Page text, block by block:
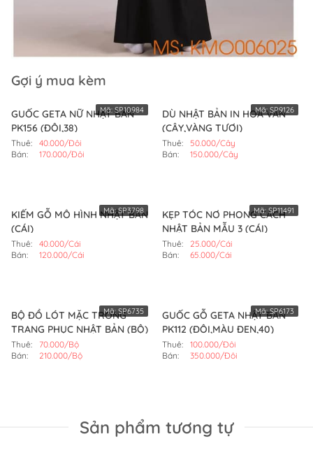
Gợi ý mua kèm
GUỐC GETA NỮ NHẬT BẢN
PK156 (ĐÔI,38)
Thuê:
40.000/Đôi
Bán:
170.000/Đôi
Mã: SP10984
DÙ NHẬT BẢN IN HOA VĂN
(CÂY,VÀNG TƯƠI)
Thuê:
50.000/Cây
Bán:
150.000/Cây
Mã:SP9126
KIẾM GỖ MÔ HÌNH NHẬT BẢN
(CÁI)
Thuê:
40.000/Cái
Bán:
120.000/Cái
Mã:SP3798
KẸP TÓC NƠ PHONG CÁCH
NHẬT BẢN MẪU 3 (CÁI)
Thuê:
25.000/Cái
Bán:
65.000/Cái
Mã:SP11491
BỘ ĐỒ LÓT MẶC TRONG
TRANG PHỤC NHẬT BẢN (BỘ)
Thuê:
70.000/Bộ
Bán:
210.000/Bộ
Mã: SP6735
GUỐC GỖ GETA NHẬT BẢN
PK112 (ĐÔI,MÀU ĐEN,40)
Thuê:
100.000/Đôi
Bán:
350.000/Đôi
Mã:SP6173
Sản phẩm tương tự